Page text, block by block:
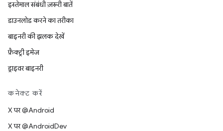
इस्तेमाल संबंधी ज़रूरी बातें
डाउनलोड करने का तरीका
बाइनरी की झलक देखें
फ़ैक्ट्री इमेज
ड्राइवर बाइनरी
कनेक्ट करें
X पर @Android
X पर @AndroidDev